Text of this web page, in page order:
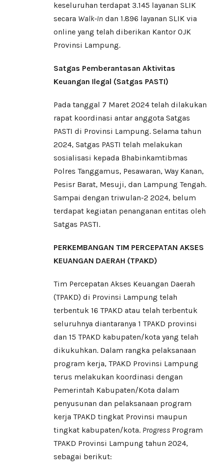
keseluruhan terdapat 3.145 layanan SLIK
secara Walk-In dan 1.896 layanan SLIK via
online yang telah diberikan Kantor OJK
Provinsi Lampung.
Satgas Pemberantasan Aktivitas
Keuangan Ilegal (Satgas PASTI)
Pada tanggal 7 Maret 2024 telah dilakukan
rapat koordinasi antar anggota Satgas
PASTI di Provinsi Lampung. Selama tahun
2024, Satgas PASTI telah melakukan
sosialisasi kepada Bhabinkamtibmas
Polres Tanggamus, Pesawaran, Way Kanan,
Pesisr Barat, Mesuji, dan Lampung Tengah.
Sampai dengan triwulan-2 2024, belum
terdapat kegiatan penanganan entitas oleh
Satgas PASTI.
PERKEMBANGAN TIM PERCEPATAN AKSES
KEUANGAN DAERAH (TPAKD)
Tim Percepatan Akses Keuangan Daerah
(TPAKD) di Provinsi Lampung telah
terbentuk 16 TPAKD atau telah terbentuk
seluruhnya diantaranya 1 TPAKD provinsi
dan 15 TPAKD kabupaten/kota yang telah
dikukuhkan. Dalam rangka pelaksanaan
program kerja, TPAKD Provinsi Lampung
terus melakukan koordinasi dengan
Pemerintah Kabupaten/Kota dalam
penyusunan dan pelaksanaan program
kerja TPAKD tingkat Provinsi maupun
tingkat kabupaten/kota. Progress Program
TPAKD Provinsi Lampung tahun 2024,
sebagai berikut: